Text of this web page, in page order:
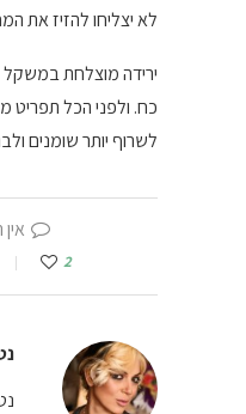
לא יצליחו להזיז את
ירידה מוצלחת במשקל
כח. ולפני הכל תפריט
לשרוף יותר שומנים
2